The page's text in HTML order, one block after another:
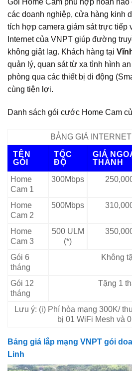
Gói Home Cam phù hợp hoàn
các doanh nghiệp, cửa hàng kinh
tích hợp camera giám sát trực tiếp
Internet của VNPT giúp đường
không giật lag. Khách hàng tại
quản lý, quan sát từ xa tình hình
phòng qua các thiết bị di động
cùng tiện lợi.
Danh sách gói cước Home Cam
BẢNG GIÁ
TÊN
GÓI
TỐC
ĐỘ
GIÁ
THÀNH
Home
Cam 1
300Mbps
Home
Cam 2
500Mbps
Home
Cam 3
500 ULM
(*)
Gói 6
tháng
Không
Gói 12
tháng
Tặng 1
Lưu ý: (i) Phí hòa mạng 300K/
bị 01 WiFi Mesh và
Bảng giá lắp mạng VNPT gói
Linh